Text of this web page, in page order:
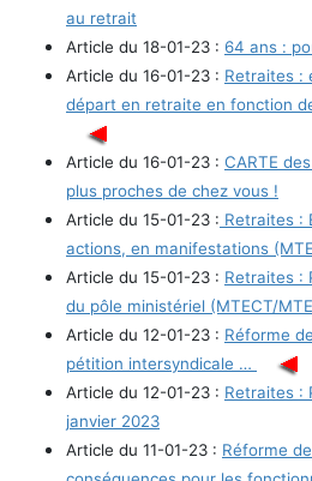
au retrait
Article du 18-01-23 : 64 ans :
Article du 16-01-23 : Retraites :
départ en retraite en fonction
Article du 16-01-23 : CARTE
plus proches de chez vous !
Article du 15-01-23 : Retraites :
actions, en manifestations
Article du 15-01-23 : Retraites :
du pôle ministériel (MTECT/
Article du 12-01-23 : Réforme
pétition intersyndicale …
Article du 12-01-23 : Retraites :
janvier 2023
Article du 11-01-23 : Réforme